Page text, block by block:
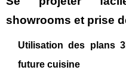
showrooms et prise
Utilisation des plans
future cuisine